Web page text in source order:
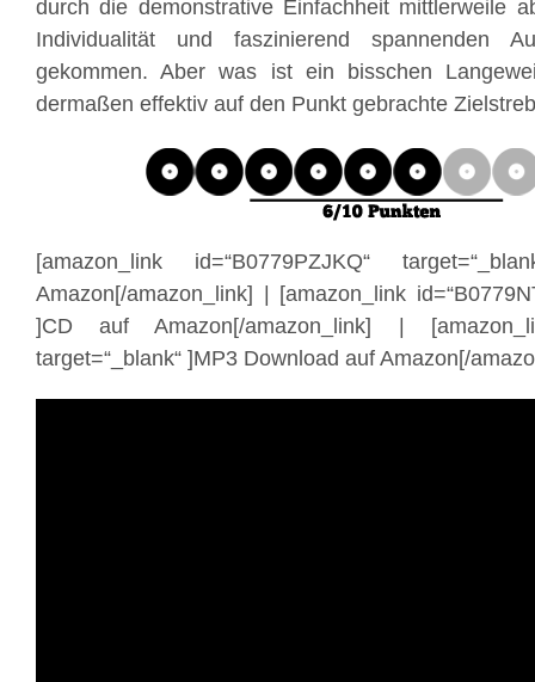
durch die demonstrative Einfachheit mittlerweile
Individualität und faszinierend spannenden
gekommen. Aber was ist ein bisschen
dermaßen effektiv auf den Punkt gebrachte
[amazon_link id=“B0779PZJKQ“
Amazon[/amazon_link] | [amazon_link
]CD auf Amazon[/amazon_link] |
target=“_blank“ ]MP3 Download auf Amazon[/